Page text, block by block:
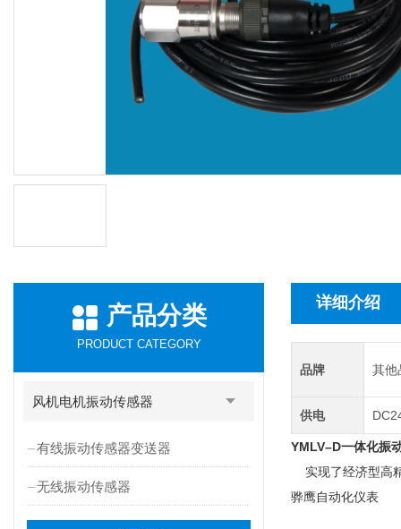
产品分类
PRODUCT CATEGORY
风机电机振动传感器
有线振动传感器变送器
无线振动传感器
详细介绍
品牌 其他
供电
YMLV–D一体化振
实现了经济型高
骅鹰自动化仪表